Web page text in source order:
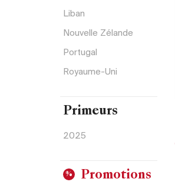
Liban
Nouvelle Zélande
Portugal
Royaume-Uni
Primeurs
2025
Promotions